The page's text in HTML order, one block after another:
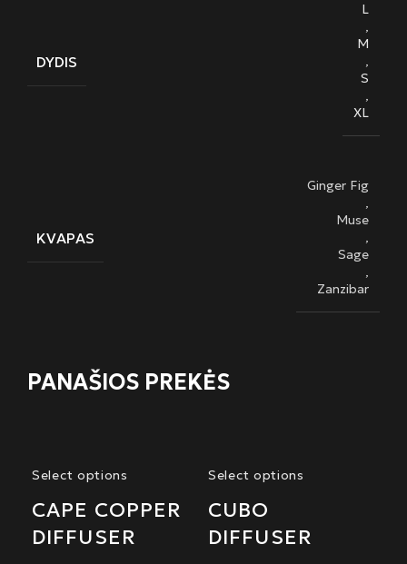
DYDIS
L
,
M
,
S
,
XL
KVAPAS
Ginger Fig
,
Muse
,
Sage
,
Zanzibar
PANAŠIOS PREKĖS
Select options
CAPE COPPER
DIFFUSER
Select options
CUBO
DIFFUSER